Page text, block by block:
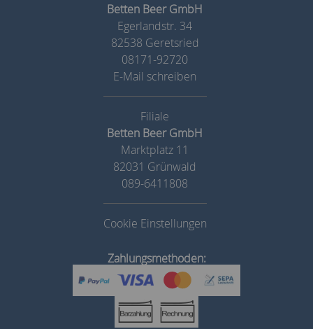
Betten Beer GmbH
Egerlandstr. 34
82538 Geretsried
08171-92720
E-Mail schreiben
Betten Beer GmbH
Marktplatz 11
82031 Grünwald
089-6411808
Cookie Einstellungen
Zahlungsmethoden: